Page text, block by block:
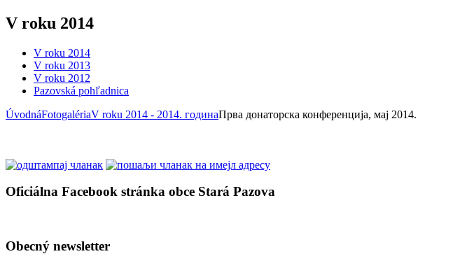
V roku 2014
V roku 2014
V roku 2013
V roku 2012
Pazovská pohľadnica
ÚvodnáFotogalériaV roku 2014 - 2014. годинаПрва донаторска конференција, мај 2014.
Oficiálna Facebook stránka obce Stará Pazova
Obecný newsletter